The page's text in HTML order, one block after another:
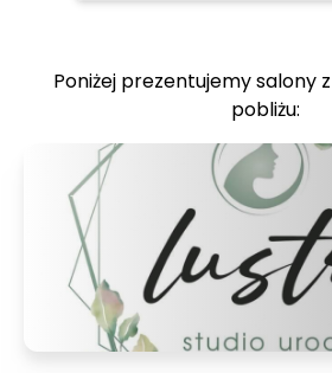
Poniżej prezentujemy salony
pobliżu: